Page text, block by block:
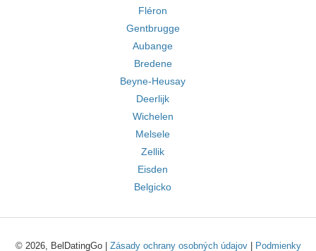
Fléron
Gentbrugge
Aubange
Bredene
Beyne-Heusay
Deerlijk
Wichelen
Melsele
Zellik
Eisden
Belgicko
© 2026, BelDatingGo | Zásady ochrany osobných údajov| Podmienky